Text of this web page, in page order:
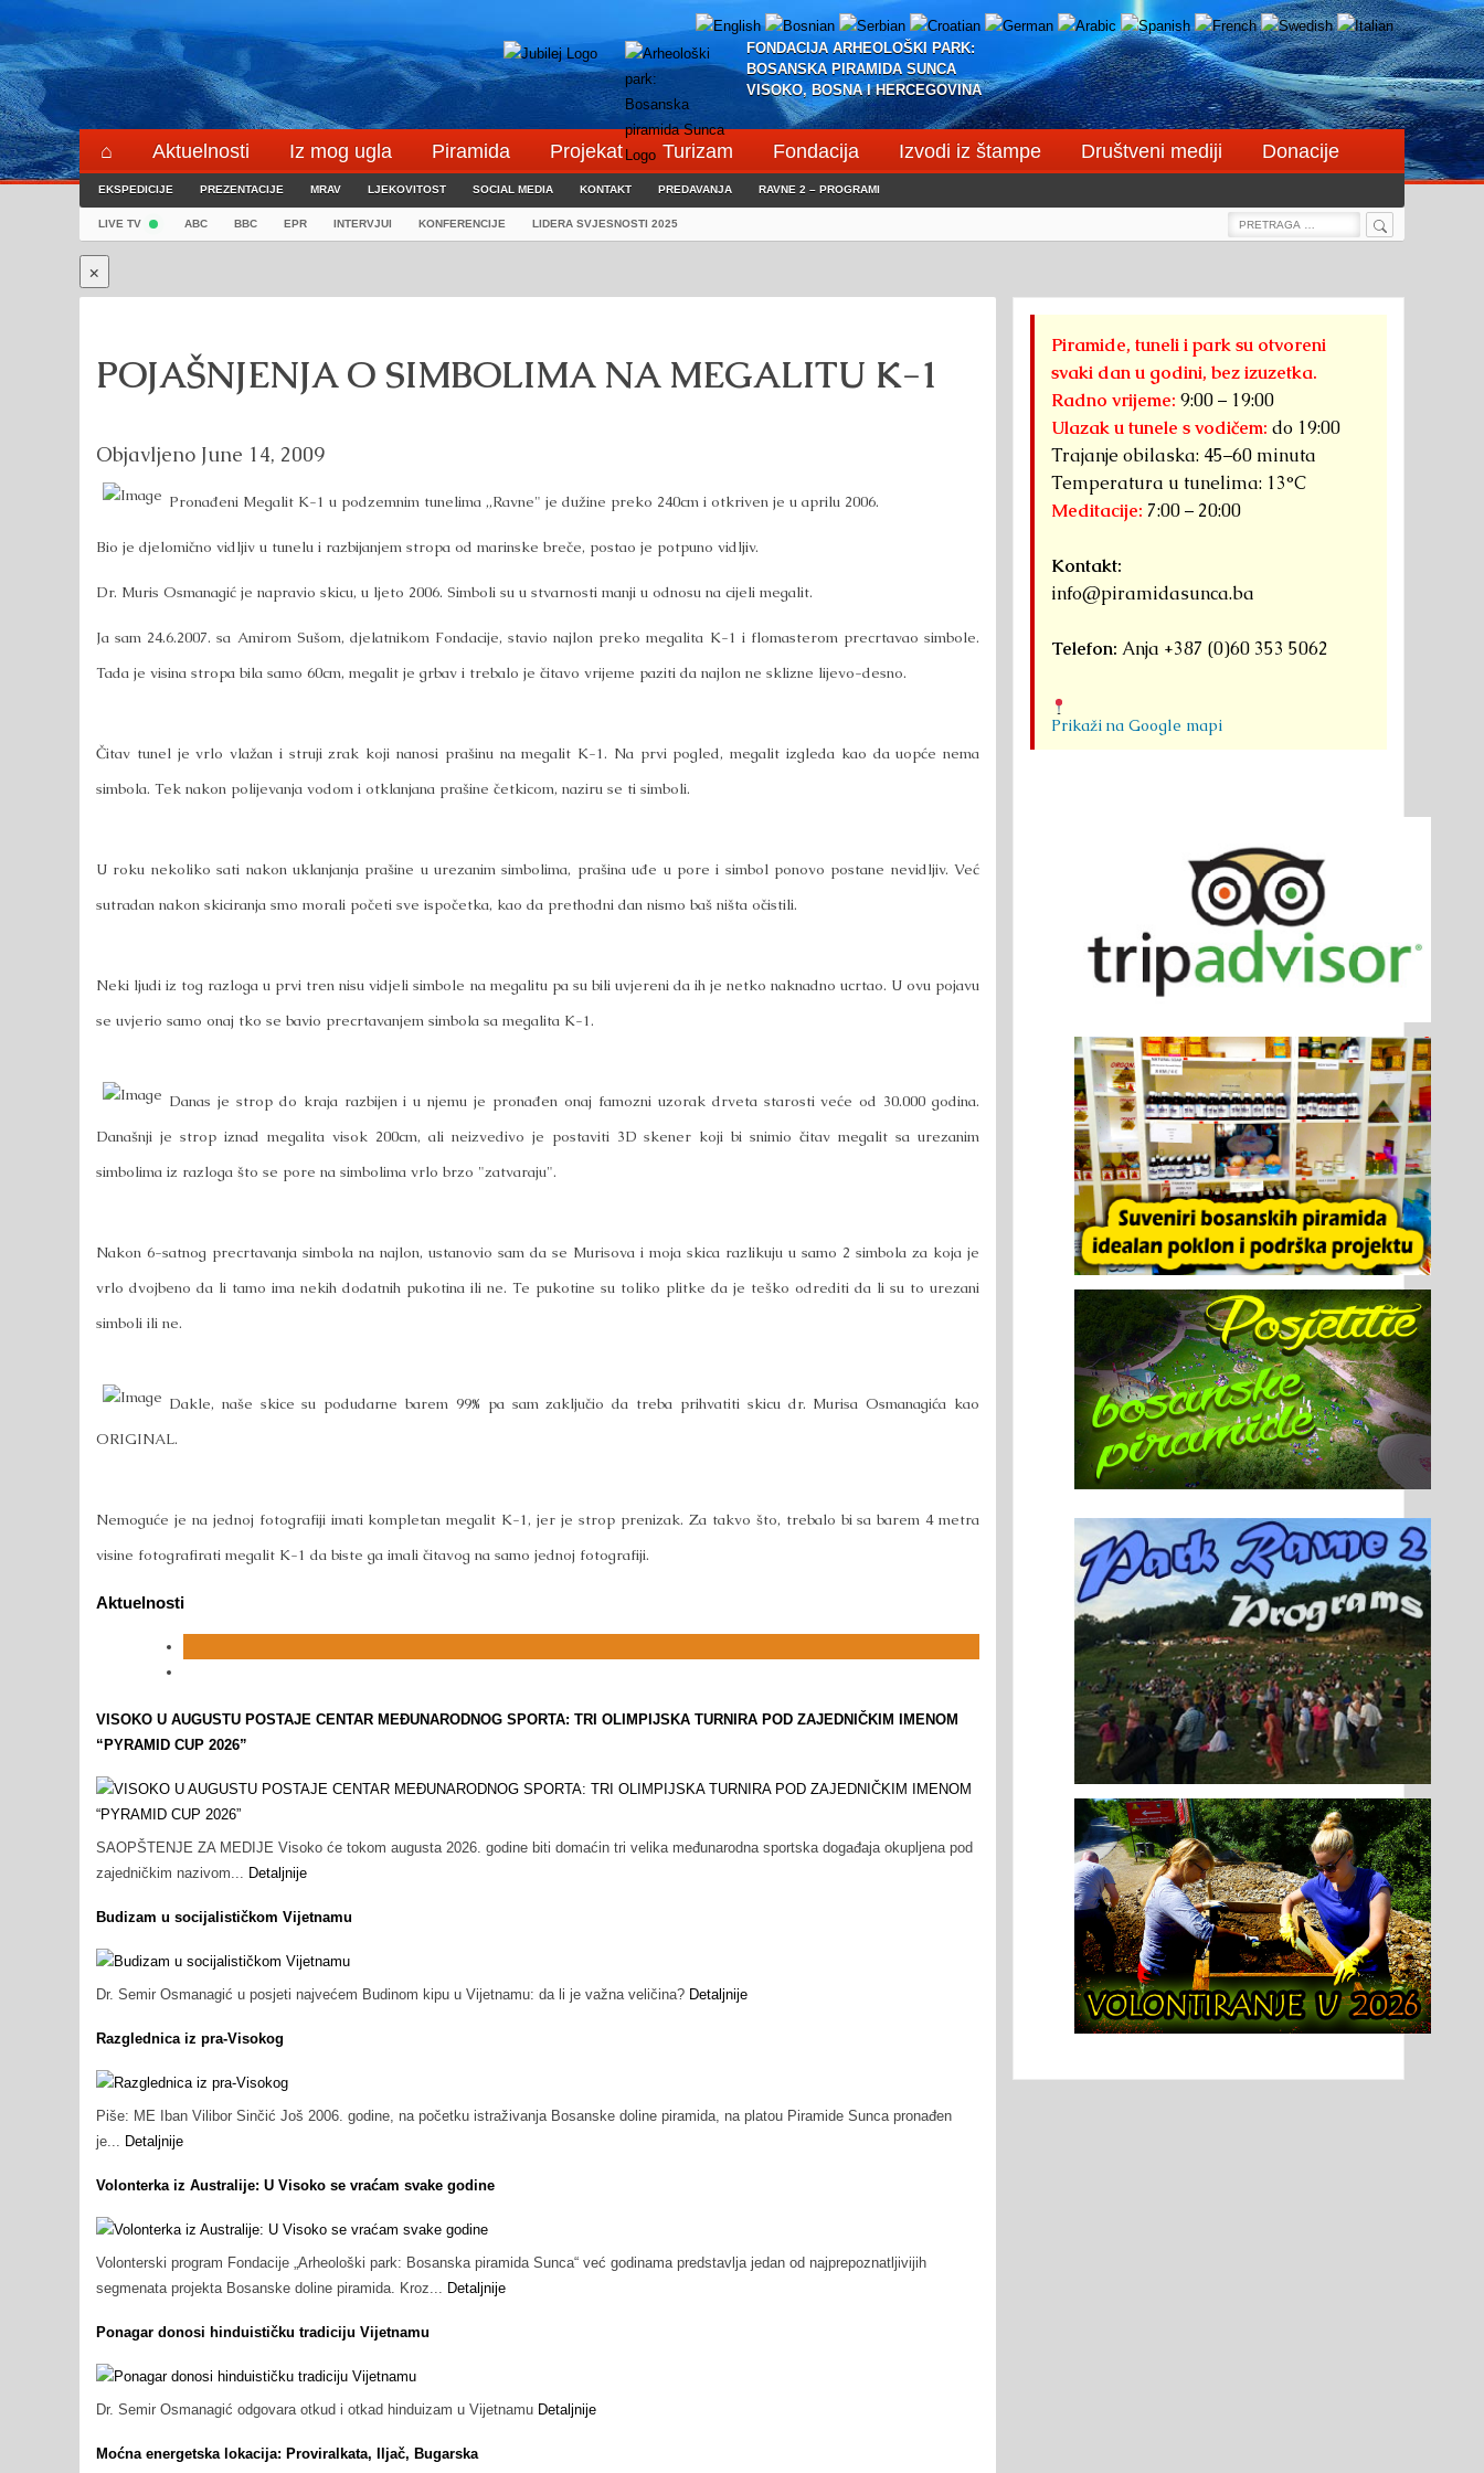
Skip
to
content
FONDACIJA ARHEOLOŠKI PARK:
BOSANSKA PIRAMIDA SUNCA
VISOKO, BOSNA I HERCEGOVINA
⌂ Aktuelnosti Iz mog ugla Piramida Projekat Turizam Fondacija Izvodi iz štampe Društveni mediji
Donacije
Blogeri
⌖ ☰
EKSPEDICIJE PREZENTACIJE MRAV LJEKOVITOST SOCIAL MEDIA KONTAKT PREDAVANJA RAVNE 2 – PROGRAMI
LIVE TV ABC BBC EPR INTERVJUI KONFERENCIJE LIDERA SVJESNOSTI 2025
Search
Search
×
POJAŠNJENJA O SIMBOLIMA NA MEGALITU K-1
Objavljeno June 14, 2009
Pronađeni Megalit K-1 u podzemnim tunelima „Ravne" je dužine preko 240cm i otkriven je u aprilu 2006.
Bio je djelomično vidljiv u tunelu i razbijanjem stropa od marinske breče, postao je potpuno vidljiv.
Dr. Muris Osmanagić je napravio skicu, u ljeto 2006. Simboli su u stvarnosti manji u odnosu na cijeli megalit.
Ja sam 24.6.2007. sa Amirom Sušom, djelatnikom Fondacije, stavio najlon preko megalita K-1 i flomasterom precrtavao simbole.
Tada je visina stropa bila samo 60cm, megalit je grbav i trebalo je čitavo vrijeme paziti da najlon ne sklizne lijevo-desno.
Čitav tunel je vrlo vlažan i struji zrak koji nanosi prašinu na megalit K-1. Na prvi pogled, megalit izgleda kao da uopće nema
simbola. Tek nakon polijevanja vodom i otklanjana prašine četkicom, naziru se ti simboli.
U roku nekoliko sati nakon uklanjanja prašine u urezanim simbolima, prašina uđe u pore i simbol ponovo postane nevidljiv. Već
sutradan nakon skiciranja smo morali početi sve ispočetka, kao da prethodni dan nismo baš ništa očistili.
Neki ljudi iz tog razloga u prvi tren nisu vidjeli simbole na megalitu pa su bili uvjereni da ih je netko naknadno ucrtao. U ovu pojavu
se uvjerio samo onaj tko se bavio precrtavanjem simbola sa megalita K-1.
Danas je strop do kraja razbijen i u njemu je pronađen onaj famozni uzorak drveta starosti veće od 30.000 godina.
Današnji je strop iznad megalita visok 200cm, ali neizvedivo je postaviti 3D skener koji bi snimio čitav megalit sa urezanim
simbolima iz razloga što se pore na simbolima vrlo brzo "zatvaraju".
Nakon 6-satnog precrtavanja simbola na najlon, ustanovio sam da se Murisova i moja skica razlikuju u samo 2 simbola za koja je
vrlo dvojbeno da li tamo ima nekih dodatnih pukotina ili ne. Te pukotine su toliko plitke da je teško odrediti da li su to urezani
simboli ili ne.
Dakle, naše skice su podudarne barem 99% pa sam zaključio da treba prihvatiti skicu dr. Murisa Osmanagića kao
ORIGINAL.
Nemoguće je na jednoj fotografiji imati kompletan megalit K-1, jer je strop prenizak. Za takvo što, trebalo bi sa barem 4 metra
visine fotografirati megalit K-1 da biste ga imali čitavog na samo jednoj fotografiji.
Aktuelnosti
VISOKO U AUGUSTU POSTAJE CENTAR MEĐUNARODNOG SPORTA: TRI OLIMPIJSKA TURNIRA POD ZAJEDNIČKIM IMENOM
“PYRAMID CUP 2026”
SAOPŠTENJE ZA MEDIJE Visoko će tokom augusta 2026. godine biti domaćin tri velika međunarodna sportska događaja okupljena pod
zajedničkim nazivom... Detaljnije
Budizam u socijalističkom Vijetnamu
Dr. Semir Osmanagić u posjeti najvećem Budinom kipu u Vijetnamu: da li je važna veličina? Detaljnije
Razglednica iz pra-Visokog
Piše: ME Iban Vilibor Sinčić Još 2006. godine, na početku istraživanja Bosanske doline piramida, na platou Piramide Sunca pronađen
je...
Detaljnije
Volonterka iz Australije: U Visoko se vraćam svake godine
Volonterski program Fondacije „Arheološki park: Bosanska piramida Sunca“ već godinama predstavlja jedan od najprepoznatljivijih
segmenata projekta Bosanske doline piramida. Kroz...
Detaljnije
Ponagar donosi hinduističku tradiciju Vijetnamu
Dr. Semir Osmanagić odgovara otkud i otkad hinduizam u Vijetnamu Detaljnije
Moćna energetska lokacija: Proviralkata, Iljač, Bugarska
Piramide, tuneli i park su otvoreni
svaki dan u godini, bez izuzetka.
Radno vrijeme: 9:00 – 19:00
Ulazak u tunele s vodičem: do 19:00
Trajanje obilaska: 45–60 minuta
Temperatura u tunelima: 13°C
Meditacije: 7:00 – 20:00
Kontakt:
info@piramidasunca.ba
Telefon: Anja +387 (0)60 353 5062
Prikaži na Google mapi